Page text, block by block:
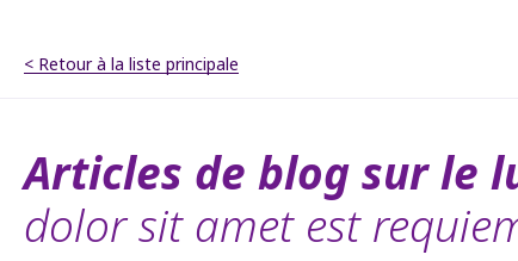
< Retour à la liste principale
Articles de blog sur le
dolor sit amet est